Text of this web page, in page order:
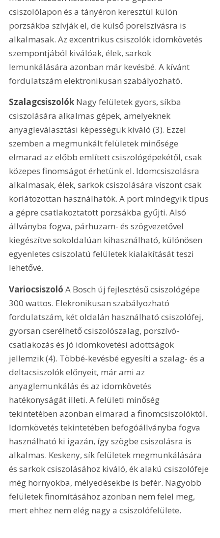
csiszolólapon és a tányéron keresztül külön
porzsákba szívják el, de külső porelszívásra is
alkalmasak. Az excentrikus csiszolók idomkövetés
szempontjából kiválóak, élek, sarkok
lemunkálására azonban már kevésbé. A kívánt
fordulatszám elektronikusan szabályozható.
Szalagcsiszolók Nagy felületek gyors, síkba
csiszolására alkalmas gépek, amelyeknek
anyagleválasztási képességük kiváló (3). Ezzel
szemben a megmunkált felületek minősége
elmarad az előbb említett csiszológépekétől, csak
közepes finomságot érhetünk el. Idomcsiszolásra
alkalmasak, élek, sarkok csiszolására viszont csak
korlátozottan használhatók. A port mindegyik típus
a gépre csatlakoztatott porzsákba gyűjti. Alsó
állványba fogva, párhuzam- és szögvezetővel
kiegészítve sokoldalúan kihasználható, különösen
egyenletes csiszolatú felületek kialakítását teszi
lehetővé.
Variocsiszoló A Bosch új fejlesztésű csiszológépe
300 wattos. Elekronikusan szabályozható
fordulatszám, két oldalán használható csiszolófej,
gyorsan cserélhető csiszolószalag, porszívó-
csatlakozás és jó idomkövetési adottságok
jellemzik (4). Többé-kevésbé egyesíti a szalag- és a
deltacsiszolók előnyeit, már ami az
anyaglemunkálás és az idomkövetés
hatékonyságát illeti. A felületi minőség
tekintetében azonban elmarad a finomcsiszolóktól.
Idomkövetés tekintetében befogóállványba fogva
használható ki igazán, így szögbe csiszolásra is
alkalmas. Keskeny, sík felületek megmunkálására
és sarkok csiszolásához kiváló, ék alakú csiszolófeje
még hornyokba, mélyedésekbe is befér. Nagyobb
felületek finomításához azonban nem felel meg,
mert ehhez nem elég nagy a csiszolófelülete.